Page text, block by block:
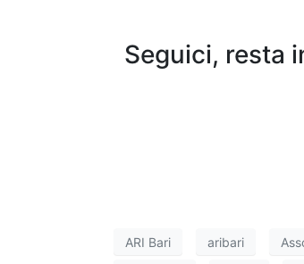
Seguici, resta
ARI Bari aribari